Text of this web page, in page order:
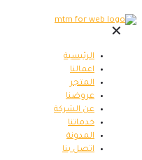
✕
الرئيسية
اعمالنا
المتجر
عروضنا
عن الشركة
خدماتنا
المدونة
اتصل بنا